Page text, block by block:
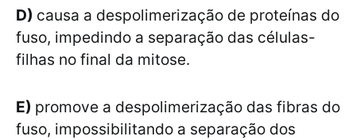
D) causa a despolimerização de proteínas do
fuso, impedindo a separação das células-
filhas no final da mitose.
E) promove a despolimerização das fibras do
fuso, impossibilitando a separação dos